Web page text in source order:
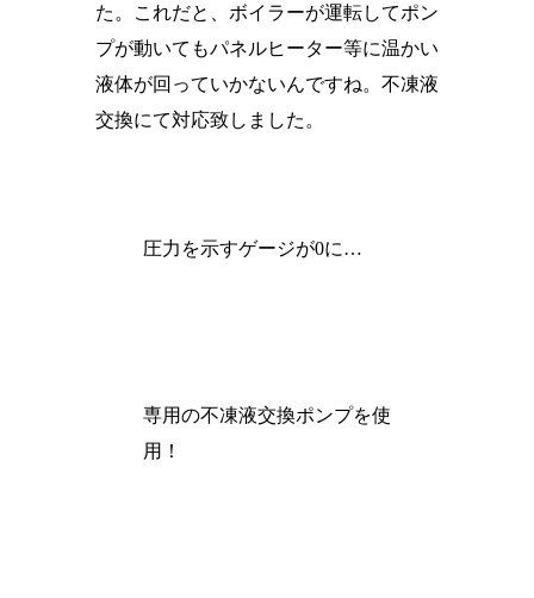
た。これだと、ボイラーが運転してポン
プが動いてもパネルヒーター等に温かい
液体が回っていかないんですね。不凍液
交換にて対応致しました。
圧力を示すゲージが0に…
専用の不凍液交換ポンプを使
用！